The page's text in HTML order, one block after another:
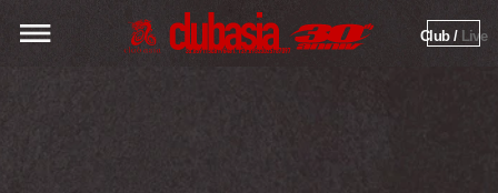
Club / Live